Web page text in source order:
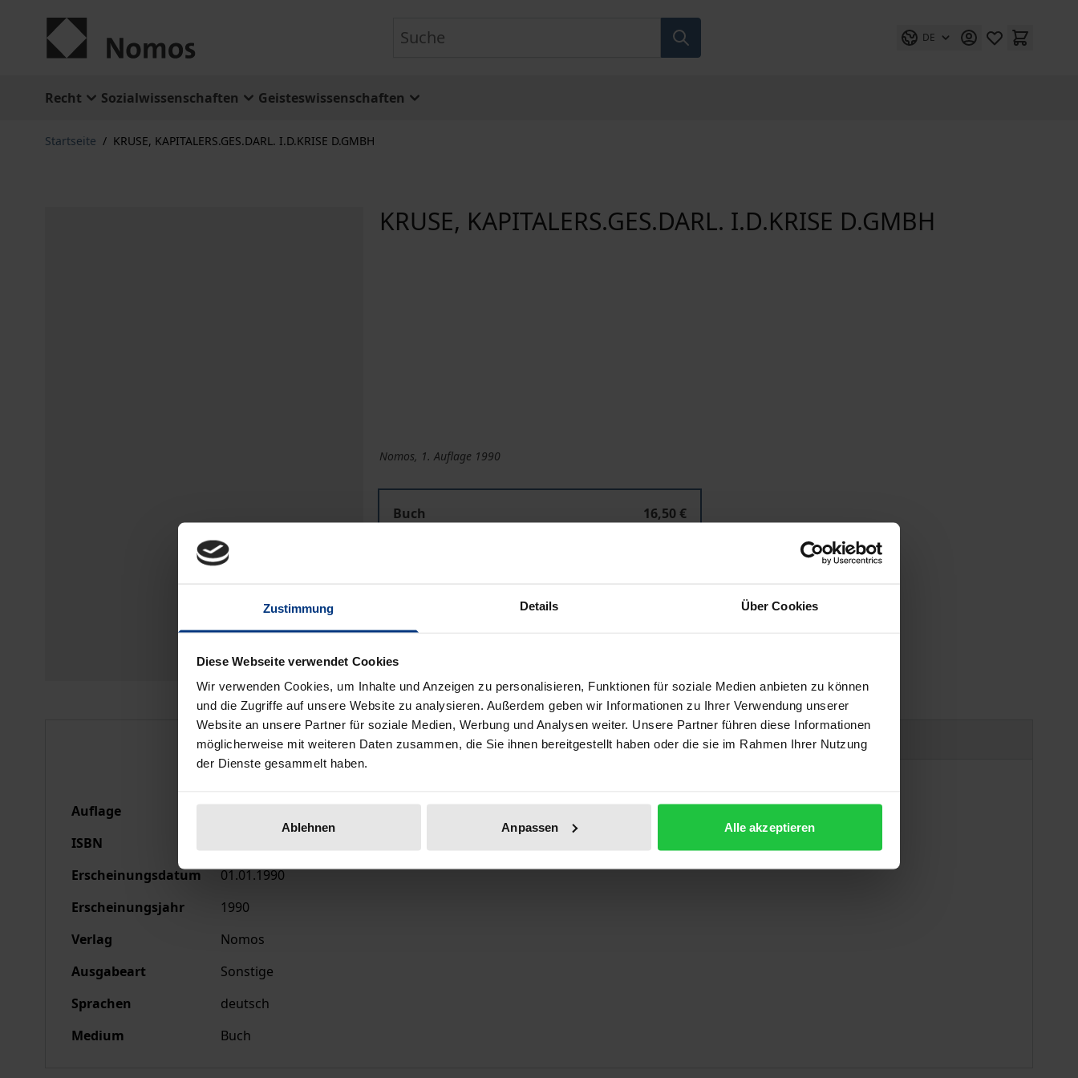
Zustimmung Details Über Cookies
Diese Webseite verwendet Cookies
Wir verwenden Cookies, um Inhalte und Anzeigen zu personalisieren, Funktionen für soziale Medien anbieten zu können
und die Zugriffe auf unsere Website zu analysieren. Außerdem geben wir Informationen zu Ihrer Verwendung unserer
Website an unsere Partner für soziale Medien, Werbung und Analysen weiter. Unsere Partner führen diese Informationen
möglicherweise mit weiteren Daten zusammen, die Sie ihnen bereitgestellt haben oder die sie im Rahmen Ihrer Nutzung
der Dienste gesammelt haben.
Ablehnen Anpassen Alle akzeptieren
DE
Recht Sozialwissenschaften Geisteswissenschaften
Startseite / KRUSE, KAPITALERS.GES.DARL. I.D.KRISE D.GMBH
KRUSE, KAPITALERS.GES.DARL. I.D.KRISE D.GMBH
Nomos, 1. Auflage 1990
Buch
16,50 €
In den Warenkorb
Hinweise zu Versandkosten
Bibliografische Angaben Produktsicherheit
Auflage
ISBN
Erscheinungsdatum
01.01.1990
Erscheinungsjahr
1990
Verlag
Nomos
Ausgabeart
Sonstige
Sprachen
deutsch
Medium
Buch